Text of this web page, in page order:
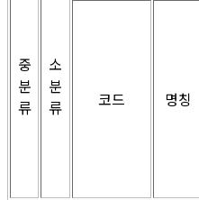
중
분
류
소
분
류
코드 명칭